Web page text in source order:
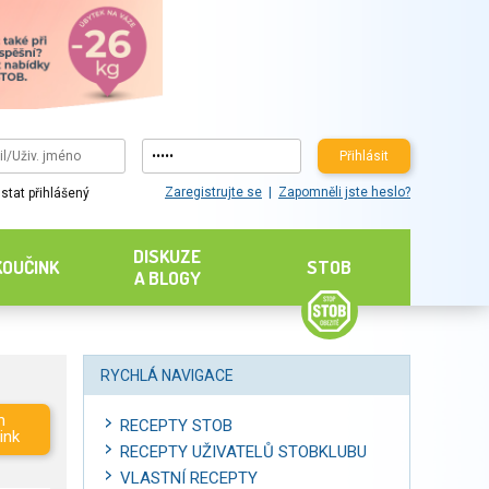
Přihlásit
přihlášený Zaregistrujte se Zapomněli jste heslo?
DISKUZE
A BLOGY
STOB
RYCHLÁ NAVIGACE
RECEPTY STOB
RECEPTY UŽIVATELŮ STOBKLUBU
VLASTNÍ RECEPTY